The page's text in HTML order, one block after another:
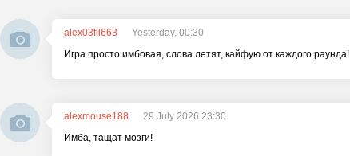
alex03fil663
Yesterday, 00:30
Игра просто имбовая, слова летят, кайфую от каждого раунда!
alexmouse188
29 July 2026 23:30
Имба, тащат мозги!